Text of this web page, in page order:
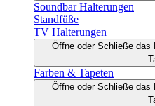
Soundbar Halterungen
Standfüße
TV Halterungen
Öffne oder Schließe das
Farben & Tapeten
Öffne oder Schließe das